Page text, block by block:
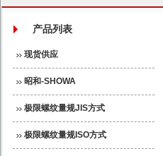
产品列表
现货供应
昭和-SHOWA
极限螺纹量规JIS方式
极限螺纹量规ISO方式